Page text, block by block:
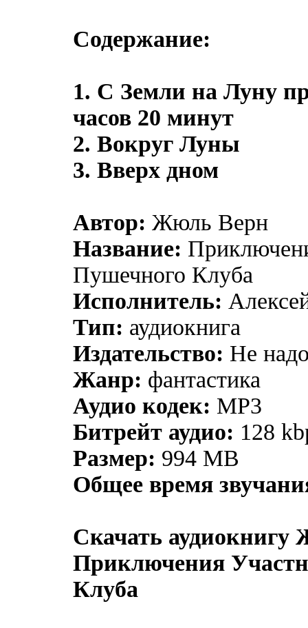
Содержание:
1. С Земли на Луну
часов 20 минут
2. Вокруг Луны
3. Вверх дном
Автор: Жюль Верн
Название:
Пушечного Клуба
Исполнитель:
Тип: аудиокнига
Издательство: Не
Жанр: фантастика
Аудио кодек: MP3
Битрейт аудио: 128
Размер: 994 MB
Общее время
Скачать
Приключения
Клуба